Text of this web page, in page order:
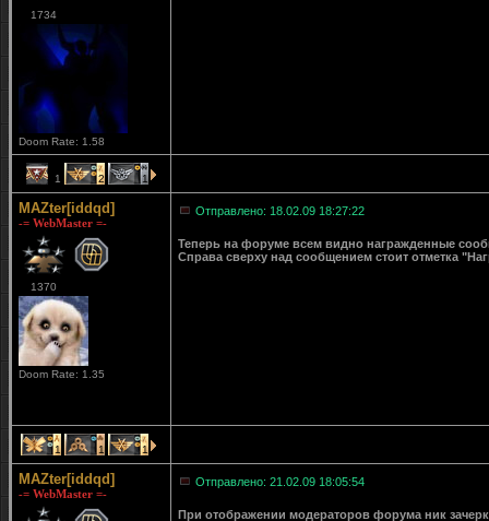
1734
Doom Rate: 1.58
1 2 1
MAZter[iddqd]
-= WebMaster =-
1370
Doom Rate: 1.35
Отправлено: 18.02.09 18:27:22
Теперь на форуме всем видно награжденные
Справа сверху над сообщением стоит отметка
1 1 1
MAZter[iddqd]
-= WebMaster =-
Отправлено: 21.02.09 18:05:54
При отображении модераторов форума ник